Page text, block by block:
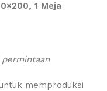
1 Meja
memproduksi